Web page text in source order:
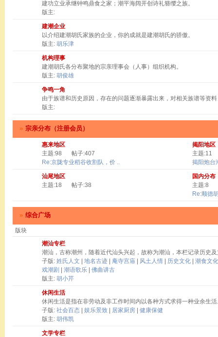
建功立业承继钟鸣鼎食之家；潮平海阔开创诗礼簪缨之族。
版主:
建潮企业
以介绍建潮胡氏家族的企业，你的成就是建潮胡氏的骄傲。
版主: 胡乐津
机构理事
建潮胡氏各分布聚地的宗亲理事会（人事）组织机构。
版主: 胡俊雄
争鸣一角
由于族谱和历史原因，存在的问题逐渐暴露出来，对相关族谱等资
版主:
» 宗亲分布（注册会员）
惠来地区
主题:98
帖子:407
Re:京陇专业稻谷收割队，价 ..
揭阳地区
主题:11
揭阳炮台
汕尾地区
主题:18
帖子:38
国内分布
主题:8
Re:顺德
» 综合广场
版块
潮汕专栏
潮汕，古称潮州，随着近代汕头兴起，故称为潮汕，本栏记录历史
子版: 姓氏人文 地名古迹 庵寺宫庙 风土人情 历史文化
潮食文化
戏潮剧
潮语歌乐
佛曲讲古
版主: 胡小芹
休闲生活
休闲生活是指在非劳动及非工作时间内以各种方式求得一种业余生
子版: 社会百态 娱乐景致 居家厨房
健康保健
版主: 胡伟凯
文学专栏